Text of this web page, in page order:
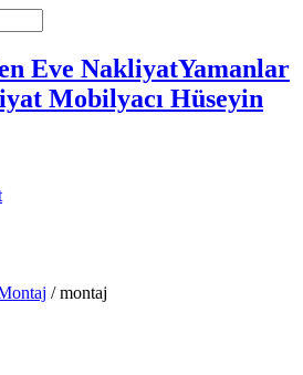
Yamanlar
Mobilyacı Hüseyin
/ montaj